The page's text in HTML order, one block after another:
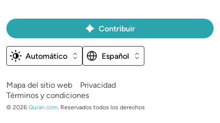
Mapa del sitio web
Privacidad
Términos y condiciones
© 2026 Quran.com. Reservados todos los derechos
Contribuir
Automático Español